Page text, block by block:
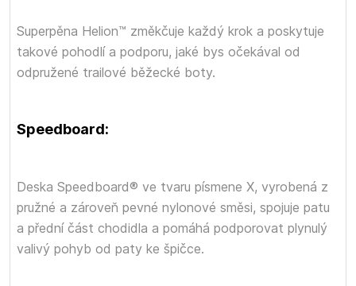
Superpěna Helion™ změkčuje každý krok a poskytuje
takové pohodlí a podporu, jaké bys očekával od
odpružené trailové běžecké boty.
Speedboard:
Deska Speedboard® ve tvaru písmene X, vyrobená z
pružné a zároveň pevné nylonové směsi, spojuje patu
a přední část chodidla a pomáhá podporovat plynulý
valivý pohyb od paty ke špičce.